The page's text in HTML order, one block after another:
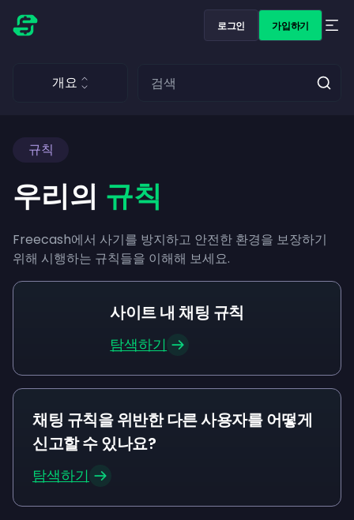
로그인 가입하기
개요
규칙
우리의 규칙
Freecash에서 사기를 방지하고 안전한 환경을 보장하기
위해 시행하는 규칙들을 이해해 보세요.
사이트 내 채팅 규칙
탐색하기
채팅 규칙을 위반한 다른 사용자를 어떻게
신고할 수 있나요?
탐색하기